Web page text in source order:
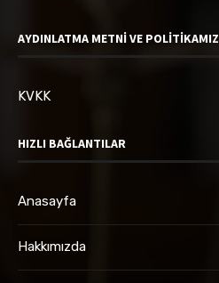
AYDINLATMA METNİ VE POLİTİKAMIZ
KVKK
HIZLI BAĞLANTILAR
Anasayfa
Hakkımızda